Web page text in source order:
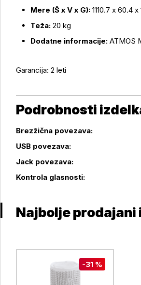
Mere (Š x V x G): 1110.7 x 60.4
Teža: 20 kg
Dodatne informacije: ATMOS
Garancija: 2 leti
Podrobnosti
Podrobnosti izdelka
Brezžična povezava:
USB povezava:
Jack povezava:
Kontrola glasnosti:
Najbolje prodajani
-31 %